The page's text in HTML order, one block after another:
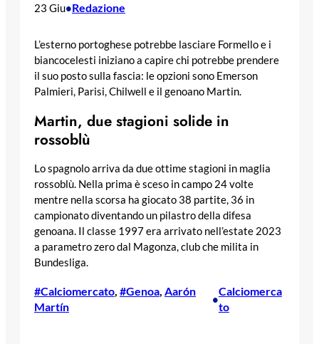
23 Giu•Redazione
L’esterno portoghese potrebbe lasciare Formello e i
biancocelesti iniziano a capire chi potrebbe prendere
il suo posto sulla fascia: le opzioni sono Emerson
Palmieri, Parisi, Chilwell e il genoano Martin.
Martin, due stagioni solide in
rossoblù
Lo spagnolo arriva da due ottime stagioni in maglia
rossoblù. Nella prima è sceso in campo 24 volte
mentre nella scorsa ha giocato 38 partite, 36 in
campionato diventando un pilastro della difesa
genoana. Il classe 1997 era arrivato nell’estate 2023
a parametro zero dal Magonza, club che milita in
Bundesliga.
#Calciomercato, #Genoa, Aarón
Martín
•
Calciomerca
to